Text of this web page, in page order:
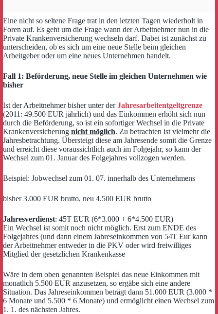
Eine nicht so seltene Frage trat in den letzten Tagen wiederholt in
Foren auf. Es geht um die Frage wann der Arbeitnehmer nun in die
Private Krankenversicherung wechseln darf. Dabei ist zunächst zu
unterscheiden, ob es sich um eine neue Stelle beim gleichen
Arbeitgeber oder um eine neues Unternehmen handelt.
Fall 1: Beförderung, neue Stelle im gleichen Unternehmen wie
bisher
Ist der Arbeitnehmer bisher unter derJahresarbeitentgeltgrenze
(2011: 49.500 EUR jährlich) und das Einkommen erhöht sich nun
durch die Beförderung, so ist ein sofortiger Wechsel in die Private
Krankenversicherung nicht möglich. Zu betrachten ist vielmehr die
Jahresbetrachtung. Übersteigt diese am Jahresende somit die Grenze
und erreicht diese voraussichtlich auch im Folgejahr, so kann der
Wechsel zum 01. Januar des Folgejahres vollzogen werden.
Beispiel: Jobwechsel zum 01. 07. innerhalb des Unternehmens
bisher 3.000 EUR brutto, neu 4.500 EUR brutto
Jahresverdienst: 45T EUR (6*3.000 + 6*4.500 EUR)
Ein Wechsel ist somit noch nicht möglich. Erst zum ENDE des
Folgejahres (und dann einem Jahreseinkommen von 54T Eur kann
der Arbeitnehmer entweder in die PKV oder wird freiwilliges
Mitglied der gesetzlichen Krankenkasse
Wäre in dem oben genannten Beispiel das neue Einkommen mit
monatlich 5.500 EUR anzusetzen, so ergäbe sich eine andere
Situation. Das Jahreseinkommen beträgt dann 51.000 EUR (3.000 *
6 Monate und 5.500 * 6 Monate) und ermöglicht einen Wechsel zum
1. 1. des nächsten Jahres.